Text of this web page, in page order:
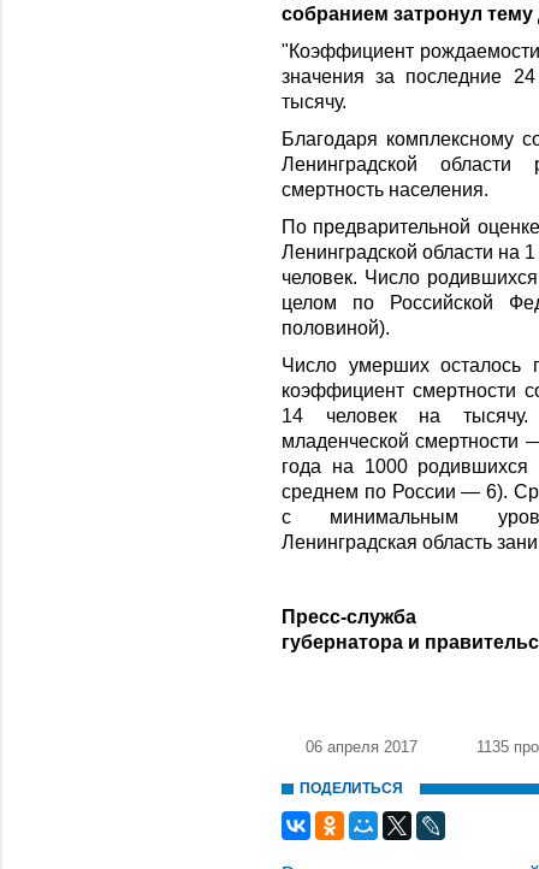
собранием затронул
"Коэффициент
значения за последние
тысячу.
Благодаря комплексному
Ленинградской
смертность населения.
По предварительной
Ленинградской области на
человек. Число
целом по Российской
половиной).
Число умерших осталось
коэффициент смертности
14 человек на тысячу.
младенческой смертности
года на 1000
среднем по России — 6).
с минимальным
Ленинградская область
Пресс-служба
губернатора и
06 апреля 2017 1135
ПОДЕЛИТЬСЯ